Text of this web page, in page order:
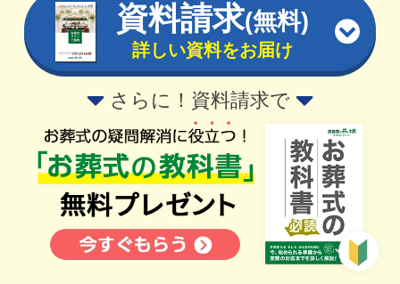
資料請求(無料)
詳しい資料をお届け
さらに！資料請求で